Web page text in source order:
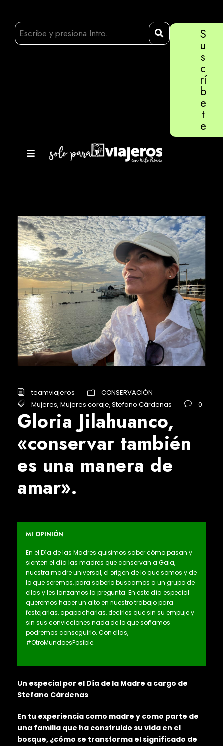
S
u
s
c
rí
b
e
t
e
teamviajeros
CONSERVACIÓN
Mujeres, Mujeres coraje, Stefano Cárdenas 0
Gloria Jilahuanco,
«conservar también
es una manera de
amar».
MI OPINIÓN
En el Día de las Madres quisimos saber cómo pasan y
sienten el día las madres que conservan a Gaia,
nuestra madre universal, el origen de lo que somos y de
lo que seremos, para saberlo buscamos a un grupo de
ellas y les lanzamos la pregunta. En este día especial
queremos hacer un alto en nuestro trabajo para
festejarlas, apapacharlas, decirles que sin su empuje y
sin sus convicciones nada de lo que soñamos
podremos conseguirlo. Con ellas,
#OtroMundoesPosible.
Un especial por el Día de la Madre a cargo de
Stefano Cárdenas
En tu experiencia como madre y como parte de
una familia que ha construido su vida en el
bosque, ¿cómo se transforma el significado de